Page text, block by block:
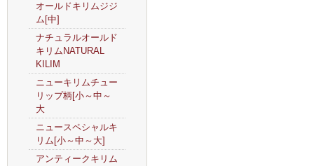
オールドキリムジジ
ム[中]
ナチュラルオールド
キリムNATURAL
KILIM
ニューキリムチュー
リップ柄[小～中～
大
ニュースペシャルキ
リム[小～中～大]
アンティークキリム